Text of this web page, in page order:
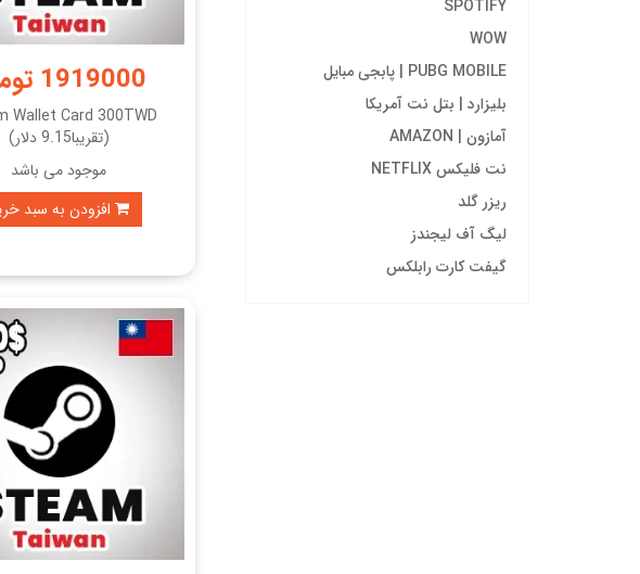
SPOTIFY
WOW
PUBG MOBILE | پابجی مبایل
بلیزارد | بتل نت آمریکا
آمازون | AMAZON
نت فلیکس NETFLIX
ریزر گلد
لیگ آف لیجندز
گیفت کارت رابلکس
1919000 تومان
Wallet Card 300TWD
(تقریبا9.15 دلار)
موجود می باشد
افزودن به سبد